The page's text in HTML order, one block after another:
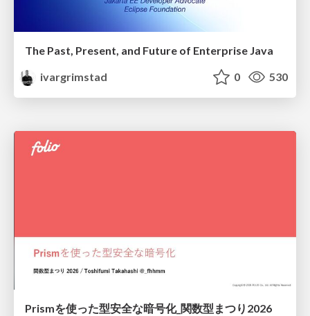
The Past, Present, and Future of Enterprise Java
ivargrimstad
0 530
Prismを使った型安全な暗号化_関数型まつり2026